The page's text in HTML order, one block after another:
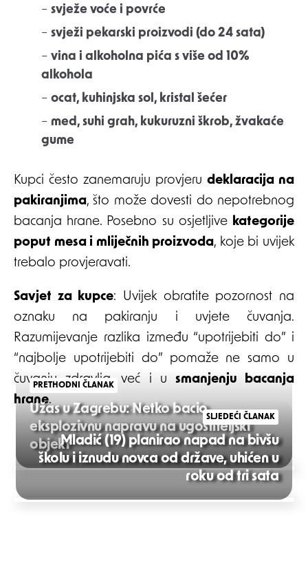
– svježe voće i povrće
– svježi pekarski proizvodi (do 24 sata)
– vina i alkoholna pića s više od 10%
alkohola
– ocat, kuhinjska sol, kristal šećer
– med, suhi grah, kukuruzni škrob, žvakaće
gume
Kupci često zanemaruju provjeru deklaracija na
pakiranjima, što može dovesti do nepotrebnog
bacanja hrane. Posebno su osjetljive kategorije
poput mesa i mliječnih proizvoda, koje bi uvijek
trebalo provjeravati.
Savjet za kupce: Uvijek obratite pozornost na
oznaku na pakiranju i uvjete čuvanja.
Razumijevanje razlika između “upotrijebiti do” i
“najbolje upotrijebiti do” pomaže ne samo u
čuvanju zdravlja, već i u smanjenju bacanja
hrane.
Post
navigation
PRETHODNI ČLANAK
Užas u Zagrebu: Netko bacio
eksplozivnu napravu na ugostiteljski
objekt
SLJEDEĆI ČLANAK
Mladić (19) planirao napad na bivšu
školu i iznudu novca od države, uhićen u
roku od tri sata